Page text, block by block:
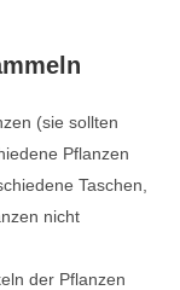
(sie sollten
Pflanzen
Taschen,
nicht
der Pflanzen